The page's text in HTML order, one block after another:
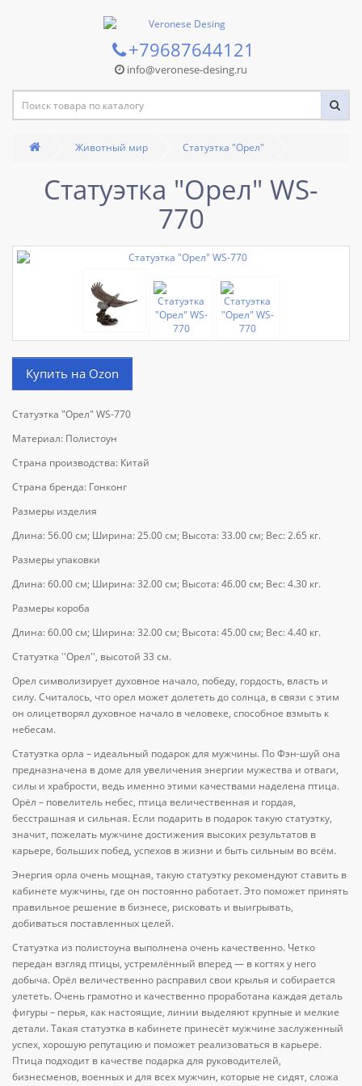
+79687644121
info@veronese-desing.ru
Животный мир Статуэтка "Орел"
Статуэтка "Орел" WS-
770
Купить на Ozon
Статуэтка "Орел" WS-770
Материал: Полистоун
Страна производства: Китай
Страна бренда: Гонконг
Размеры изделия
Длина: 56.00 см; Ширина: 25.00 см; Высота: 33.00 см; Вес: 2.65 кг.
Размеры упаковки
Длина: 60.00 см; Ширина: 32.00 см; Высота: 46.00 см; Вес: 4.30 кг.
Размеры короба
Длина: 60.00 см; Ширина: 32.00 см; Высота: 45.00 см; Вес: 4.40 кг.
Статуэтка ''Орел'', высотой 33 см.
Орел символизирует духовное начало, победу, гордость, власть и
силу. Считалось, что орел может долететь до солнца, в связи с этим
он олицетворял духовное начало в человеке, способное взмыть к
небесам.
Статуэтка орла – идеальный подарок для мужчины. По Фэн-шуй она
предназначена в доме для увеличения энергии мужества и отваги,
силы и храбрости, ведь именно этими качествами наделена птица.
Орёл – повелитель небес, птица величественная и гордая,
бесстрашная и сильная. Если подарить в подарок такую статуэтку,
значит, пожелать мужчине достижения высоких результатов в
карьере, больших побед, успехов в жизни и быть сильным во всём.
Энергия орла очень мощная, такую статуэтку рекомендуют ставить в
кабинете мужчины, где он постоянно работает. Это поможет принять
правильное решение в бизнесе, рисковать и выигрывать,
добиваться поставленных целей.
Статуэтка из полистоуна выполнена очень качественно. Четко
передан взгляд птицы, устремлённый вперед — в когтях у него
добыча. Орёл величественно расправил свои крылья и собирается
улететь. Очень грамотно и качественно проработана каждая деталь
фигуры – перья, как настоящие, линии выделяют крупные и мелкие
детали. Такая статуэтка в кабинете принесёт мужчине заслуженный
успех, хорошую репутацию и поможет реализоваться в карьере.
Птица подходит в качестве подарка для руководителей,
бизнесменов, военных и для всех мужчин, которые не сидят, сложа